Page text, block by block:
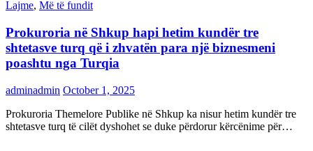
Lajme, Më të fundit
Prokuroria në Shkup hapi hetim kundër tre
shtetasve turq që i zhvatën para një biznesmeni
poashtu nga Turqia
adminadmin October 1, 2025
Prokuroria Themelore Publike në Shkup ka nisur hetim kundër tre
shtetasve turq të cilët dyshohet se duke përdorur kërcënime për…